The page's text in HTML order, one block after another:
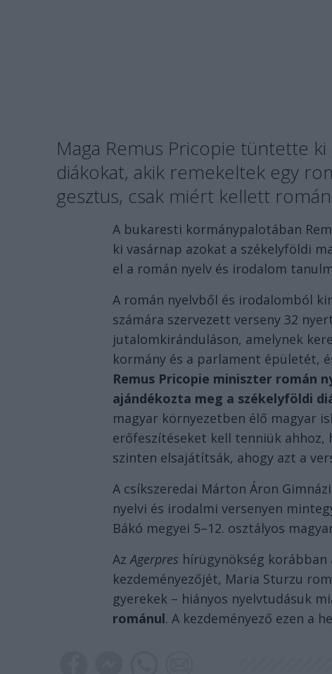
Maga Remus Pricopie tüntette
diákokat, akik remekeltek egy
gesztus, csak miért kellett
A bukaresti kormánypalotában
ki vasárnap azokat a székelyföldi
el a román nyelv és irodalom
A román nyelvből és irodalomból
számára szervezett verseny 32
jutalomkiránduláson, amelynek
kormány és a parlament épületét,
Remus Pricopie miniszter román
ajándékozta meg a székelyföldi
magyar környezetben élő magyar
erőfeszítéseket kell tenniük ahhoz,
szinten elsajátítsák, ahogy azt a
A csíkszeredai Márton Áron
nyelvi és irodalmi versenyen
Bákó megyei 5–12. osztályos
Az Agerpres hírügynökség korábban
kezdeményezőjét, Maria Sturzu
gyerekek – hiányos nyelvtudásuk
románul. A kezdeményező ezen a